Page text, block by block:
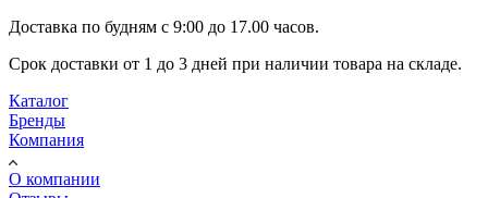
Доставка по будням с 9:00 до 17.00 часов.
Срок доставки от 1 до 3 дней при наличии товара на складе.
Каталог
Бренды
Компания
О компании